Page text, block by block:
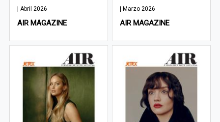
| Abril 2026
AIR MAGAZINE
| Marzo 2026
AIR MAGAZINE